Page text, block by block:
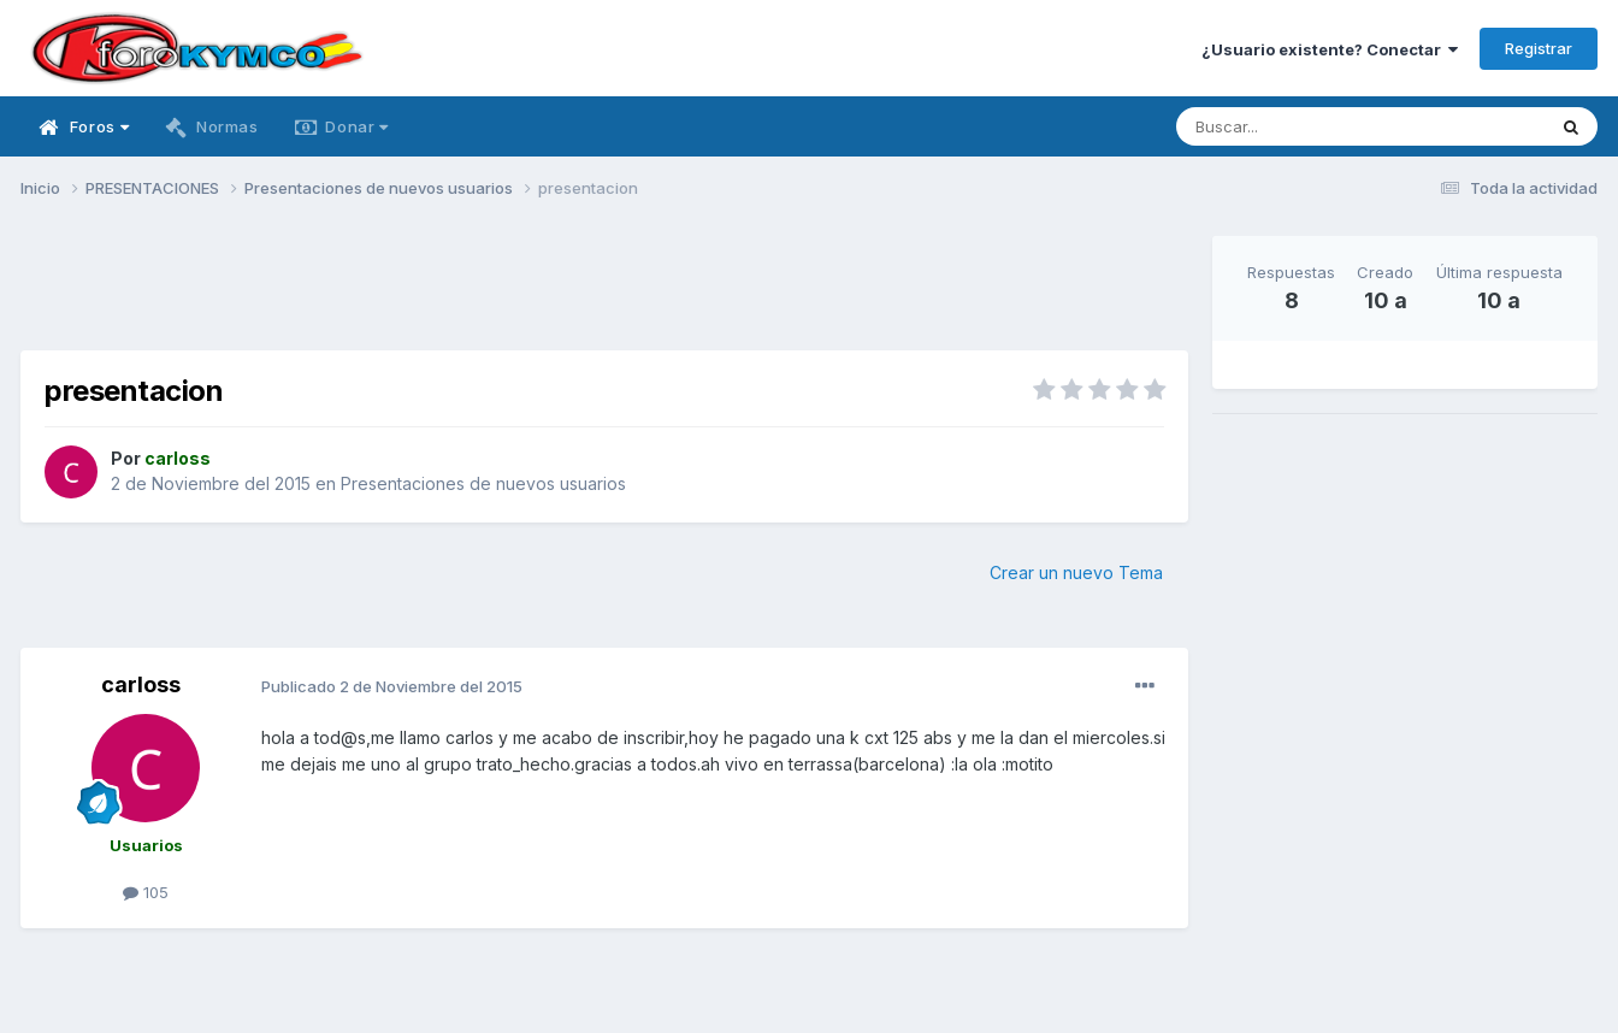
¿Usuario existente? Conectar Registrar
Foros Normas Donar
Toda la actividad
Inicio PRESENTACIONES Presentaciones de nuevos usuarios presentacion
presentacion
Por carloss
2 de Noviembre del 2015 en Presentaciones de nuevos usuarios
Crear un nuevo Tema
carloss
Usuarios
105
Publicado 2 de Noviembre del 2015
hola a tod@s,me llamo carlos y me acabo de inscribir,hoy he pagado una k cxt 125 abs y me la dan el miercoles.si
me dejais me uno al grupo trato_hecho.gracias a todos.ah vivo en terrassa(barcelona) :la ola :motito
Respuestas
8
Creado
10 a
Última respuesta
10 a